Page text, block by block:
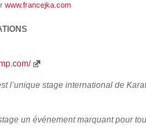
www.francejka.com
l’unique stage international de
un événement marquant pour